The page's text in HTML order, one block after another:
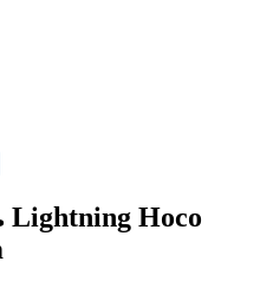
Lightning Hoco